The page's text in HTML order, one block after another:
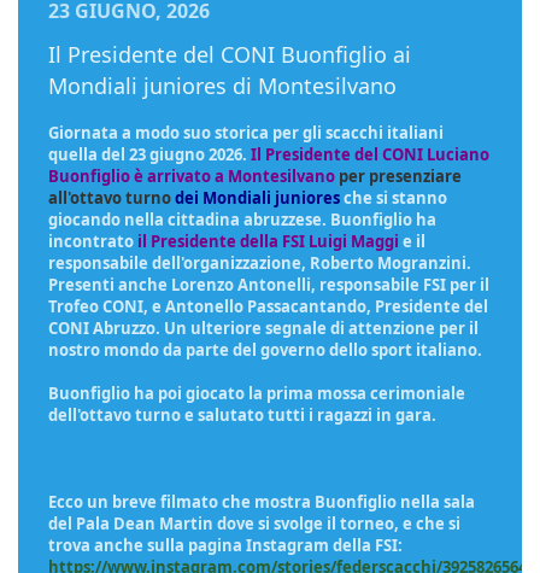
23 GIUGNO, 2026
Il Presidente del CONI Buonfiglio ai
Mondiali juniores di Montesilvano
Giornata a modo suo storica per gli scacchi italiani
quella del 23 giugno 2026. Il Presidente del CONI Luciano
Buonfiglioè arrivato a Montesilvano per presenziare
all'ottavo turnodei Mondiali junioresche si stanno
giocando nella cittadina abruzzese. Buonfiglio ha
incontrato il Presidente della FSI Luigi Maggi e il
responsabile dell'organizzazione, Roberto Mogranzini.
Presenti anche Lorenzo Antonelli, responsabile FSI per il
Trofeo CONI, e Antonello Passacantando, Presidente del
CONI Abruzzo. Un ulteriore segnale di attenzione per il
nostro mondo da parte del governo dello sport italiano.
Buonfiglio ha poi giocato la prima mossa cerimoniale
dell'ottavo turno e salutato tutti i ragazzi in gara.
Ecco un breve filmato che mostra Buonfiglio nella sala
del Pala Dean Martin dove si svolge il torneo, e che si
trova anche sulla pagina Instagram della FSI:
https://www.instagram.com/stories/federscacchi/